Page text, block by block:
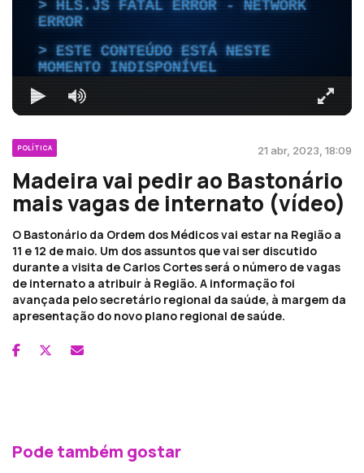
HLS.JS FATAL ERROR - NETWORK
ERROR
ESTE CONTEÚDO ESTÁ NESTE
MOMENTO INDISPONÍVEL
POLÍTICA 21 abr, 2023, 18:09
Madeira vai pedir ao Bastonário
mais vagas de internato (vídeo)
O Bastonário da Ordem dos Médicos vai estar na Região a
11 e 12 de maio. Um dos assuntos que vai ser discutido
durante a visita de Carlos Cortes será o número de vagas
de internato a atribuir à Região. A informação foi
avançada pelo secretário regional da saúde, à margem da
apresentação do novo plano regional de saúde.
Pode também gostar